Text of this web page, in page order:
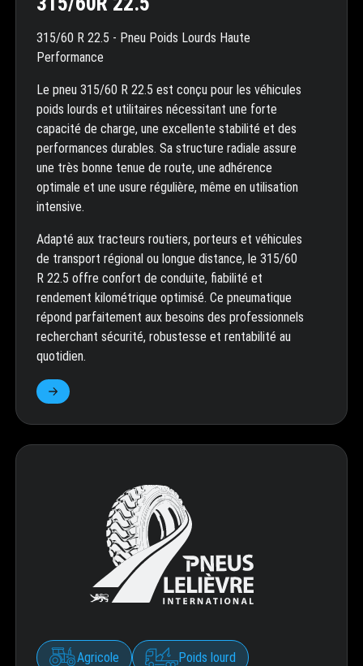
315/60 R 22.5 - Pneu Poids Lourds Haute
Performance
Le pneu 315/60 R 22.5 est conçu pour les véhicules
poids lourds et utilitaires nécessitant une forte
capacité de charge, une excellente stabilité et des
performances durables. Sa structure radiale assure
une très bonne tenue de route, une adhérence
optimale et une usure régulière, même en utilisation
intensive.
Adapté aux tracteurs routiers, porteurs et véhicules
de transport régional ou longue distance, le 315/60
R 22.5 offre confort de conduite, fiabilité et
rendement kilométrique optimisé. Ce pneumatique
répond parfaitement aux besoins des professionnels
recherchant sécurité, robustesse et rentabilité au
quotidien.
Agricole Poids lourd